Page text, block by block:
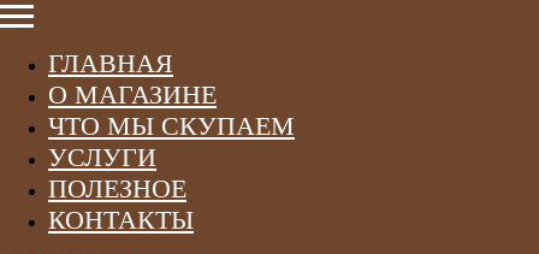
ГЛАВНАЯ
О МАГАЗИНЕ
ЧТО МЫ СКУПАЕМ
УСЛУГИ
ПОЛЕЗНОЕ
КОНТАКТЫ